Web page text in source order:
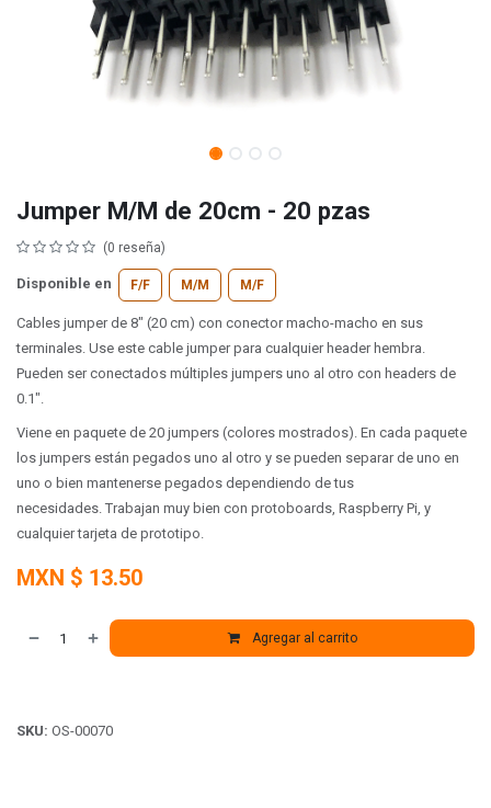
Jumper M/M de 20cm - 20 pzas
(0 reseña)
Disponible en F/F M/M M/F
Cables jumper de 8" (20 cm) con conector macho-macho en sus
terminales. Use este cable jumper para cualquier header hembra.
Pueden ser conectados múltiples jumpers uno al otro con headers de
0.1".
Viene en paquete de 20 jumpers (colores mostrados). En cada paquete
los jumpers están pegados uno al otro y se pueden separar de uno en
uno o bien mantenerse pegados dependiendo de tus
necesidades. Trabajan muy bien con protoboards, Raspberry Pi, y
cualquier tarjeta de prototipo.
MXN $ 13.50
Agregar al carrito
SKU: OS-00070